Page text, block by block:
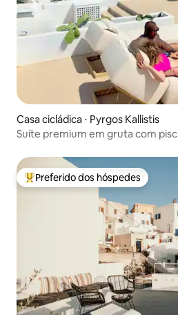
Casa cicládica ⋅ Pyrgos Kallistis
Suíte premium em gruta com
Entre os melhores preferidos dos
Preferido dos hóspedes